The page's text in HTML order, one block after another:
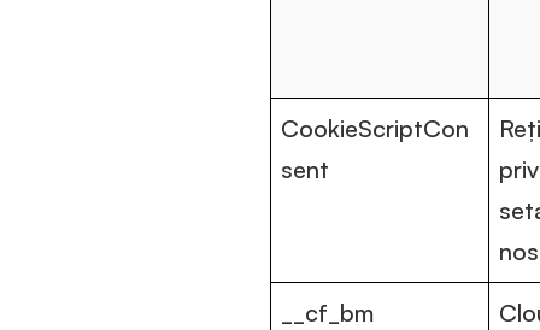
CookieScriptCon
sent
__cf_bm